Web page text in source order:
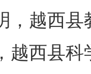
，越西
越西县